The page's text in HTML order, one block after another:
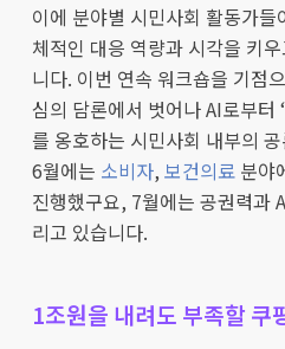
이에 분야별 시민사회 활동가
체적인 대응 역량과 시각을 키
니다. 이번 연속 워크숍을 기점
심의 담론에서 벗어나 AI로부터
를 옹호하는 시민사회 내부의
6월에는 소비자, 보건의료분야
진행했구요, 7월에는 공권력과
리고 있습니다.
1조원을 내려도 부족할 쿠